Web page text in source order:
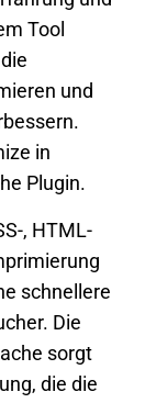
Tool
und
in
Plugin.
, HTML-
schnellere
Die
sorgt
die die